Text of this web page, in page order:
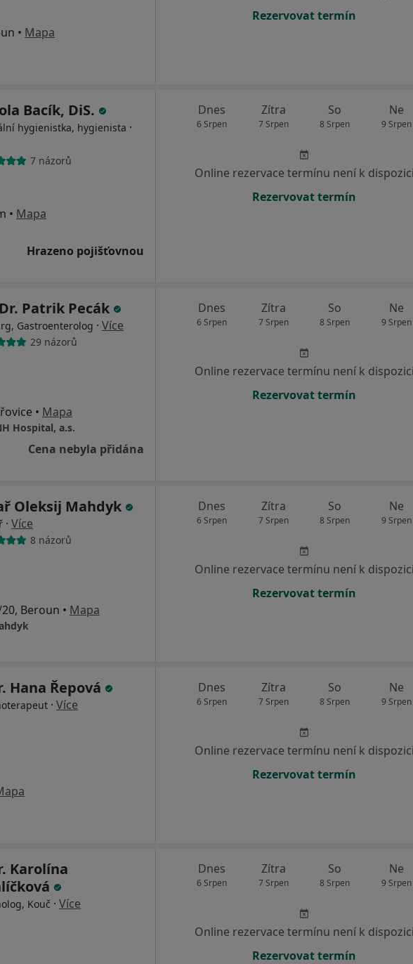
• Mapa
Rezervovat termín
Bacík, DiS.
hygienistka, hygienista ·
7 názorů
• Mapa
Hrazeno pojišťovnou
Dnes
6 Srpen
Zítra
7 Srpen
So
8 Srpen
Ne
9 Srpen
Online rezervace termínu není k dispozici
Rezervovat termín
Patrik Pecák
Gastroenterolog · Více
29 názorů
• Mapa
Hospital, a.s.
Cena nebyla přidána
Dnes
6 Srpen
Zítra
7 Srpen
So
8 Srpen
Ne
9 Srpen
Online rezervace termínu není k dispozici
Rezervovat termín
Oleksij Mahdyk
· Více
8 názorů
Beroun • Mapa
Dnes
6 Srpen
Zítra
7 Srpen
So
8 Srpen
Ne
9 Srpen
Online rezervace termínu není k dispozici
Rezervovat termín
Hana Řepová
· Více
Dnes
6 Srpen
Zítra
7 Srpen
So
8 Srpen
Ne
9 Srpen
Online rezervace termínu není k dispozici
Rezervovat termín
Karolína
Kouč · Více
Dnes
6 Srpen
Zítra
7 Srpen
So
8 Srpen
Ne
9 Srpen
Online rezervace termínu není k dispozici
Rezervovat termín